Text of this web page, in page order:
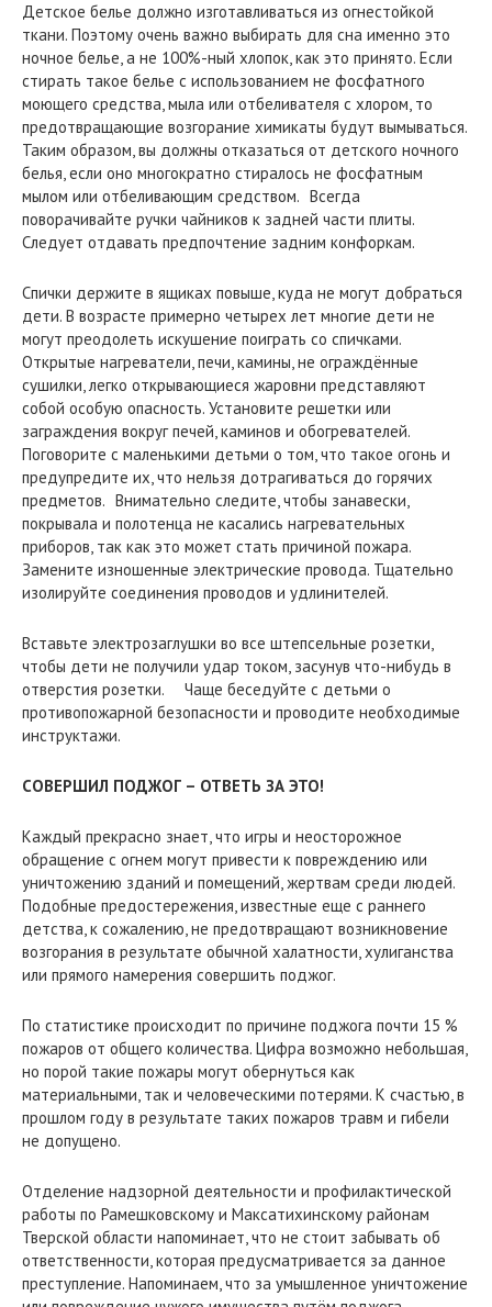
Детское белье должно изготавливаться из огнестойкой
ткани. Поэтому очень важно выбирать для сна именно это
ночное белье, а не 100%-ный хлопок, как это принято. Если
стирать такое белье с использованием не фосфатного
моющего средства, мыла или отбеливателя с хлором, то
предотвращающие возгорание химикаты будут вымываться.
Таким образом, вы должны отказаться от детского ночного
белья, если оно многократно стиралось не фосфатным
мылом или отбеливающим средством. Всегда
поворачивайте ручки чайников к задней части плиты.
Следует отдавать предпочтение задним конфоркам.
Спички держите в ящиках повыше, куда не могут добраться
дети. В возрасте примерно четырех лет многие дети не
могут преодолеть искушение поиграть со спичками.
Открытые нагреватели, печи, камины, не ограждённые
сушилки, легко открывающиеся жаровни представляют
собой особую опасность. Установите решетки или
заграждения вокруг печей, каминов и обогревателей.
Поговорите с маленькими детьми о том, что такое огонь и
предупредите их, что нельзя дотрагиваться до горячих
предметов. Внимательно следите, чтобы занавески,
покрывала и полотенца не касались нагревательных
приборов, так как это может стать причиной пожара.
Замените изношенные электрические провода. Тщательно
изолируйте соединения проводов и удлинителей.
Вставьте электрозаглушки во все штепсельные розетки,
чтобы дети не получили удар током, засунув что-нибудь в
отверстия розетки. Чаще беседуйте с детьми о
противопожарной безопасности и проводите необходимые
инструктажи.
СОВЕРШИЛ ПОДЖОГ – ОТВЕТЬ ЗА ЭТО!
Каждый прекрасно знает, что игры и неосторожное
обращение с огнем могут привести к повреждению или
уничтожению зданий и помещений, жертвам среди людей.
Подобные предостережения, известные еще с раннего
детства, к сожалению, не предотвращают возникновение
возгорания в результате обычной халатности, хулиганства
или прямого намерения совершить поджог.
По статистике происходит по причине поджога почти 15 %
пожаров от общего количества. Цифра возможно небольшая,
но порой такие пожары могут обернуться как
материальными, так и человеческими потерями. К счастью, в
прошлом году в результате таких пожаров травм и гибели
не допущено.
Отделение надзорной деятельности и профилактической
работы по Рамешковскому и Максатихинскому районам
Тверской области напоминает, что не стоит забывать об
ответственности, которая предусматривается за данное
преступление. Напоминаем, что за умышленное уничтожение